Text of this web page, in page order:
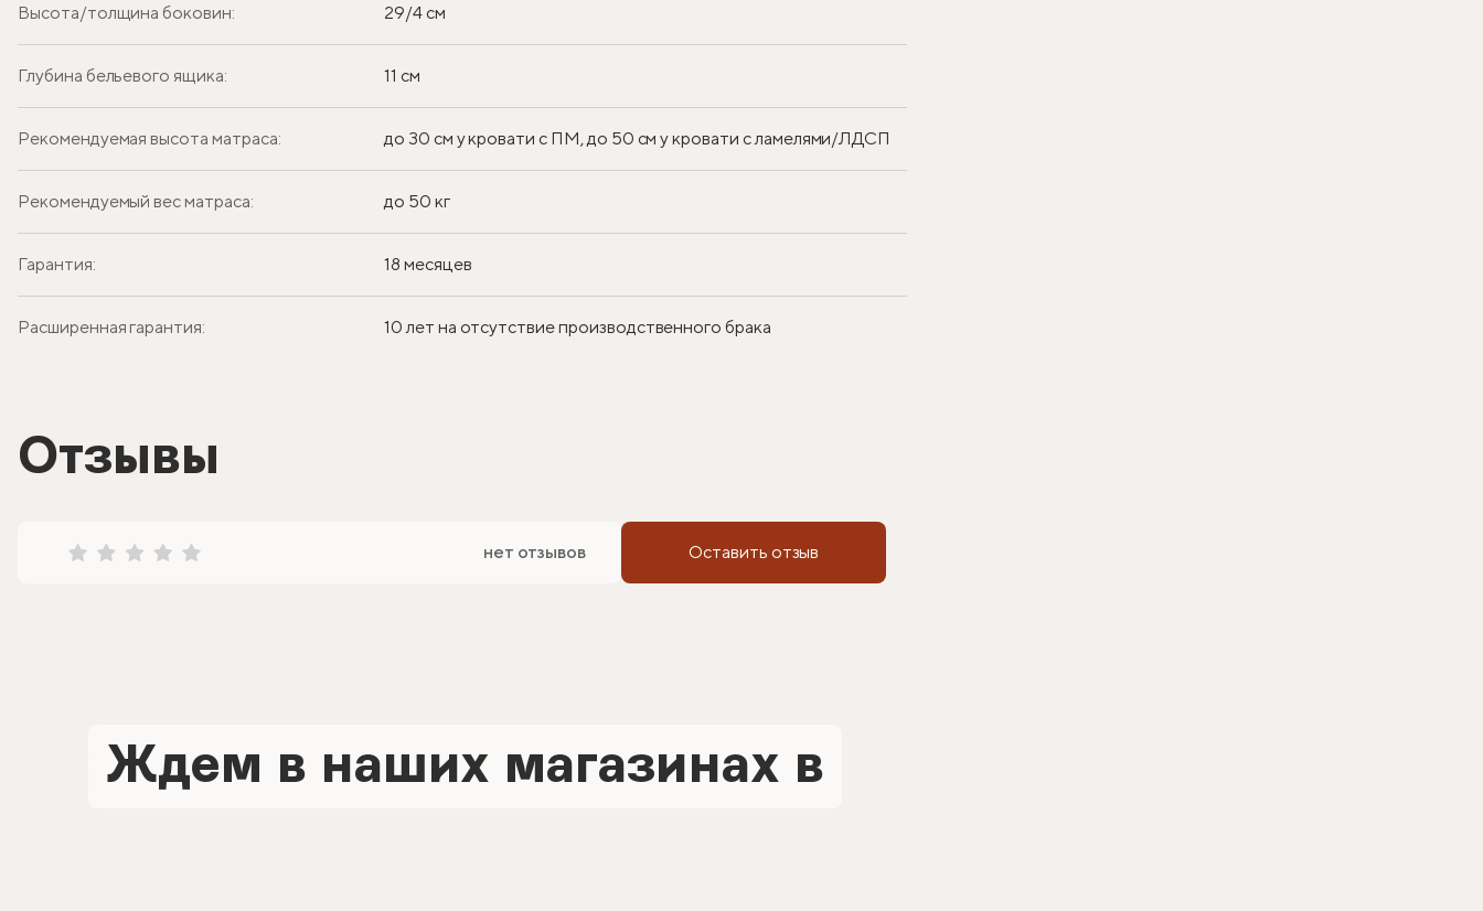
Высота/толщина боковин: 29/4 см
Глубина бельевого ящика: 11 см
Рекомендуемая высота матраса: до 30 см у кровати с ПМ, до 50 см у кровати с ламелями/ЛДСП
Рекомендуемый вес матраса: до 50 кг
Гарантия: 18 месяцев
Расширенная гарантия: 10 лет на отсутствие производственного брака
Отзывы
нет отзывов Оставить отзыв
Ждем в наших магазинах в